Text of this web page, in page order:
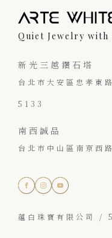
Quiet Jewelry with
新光三越鑽石塔
台北市大安區忠孝
5133
南西誠品
台北市中山區南京
蘊白珠寶有限公司 /